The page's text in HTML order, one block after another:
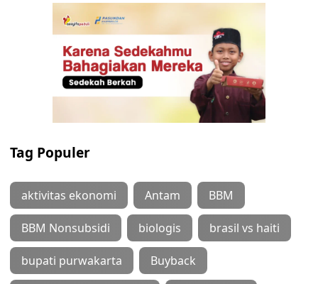
Tag Populer
aktivitas ekonomi Antam BBM
BBM Nonsubsidi biologis brasil vs haiti
bupati purwakarta Buyback